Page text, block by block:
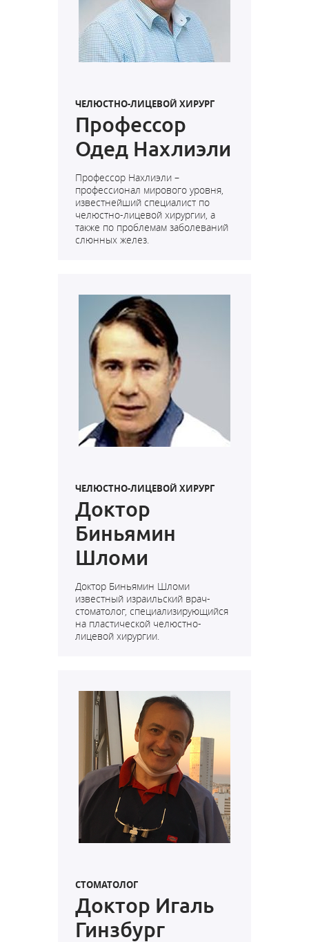
ЧЕЛЮСТНО-ЛИЦЕВОЙ ХИРУРГ
Профессор
Одед Нахлиэли
Профессор Нахлиэли –
профессионал мирового уровня,
известнейший специалист по
челюстно-лицевой хирургии, а
также по проблемам заболеваний
слюнных желез.
ЧЕЛЮСТНО-ЛИЦЕВОЙ ХИРУРГ
Доктор
Биньямин
Шломи
Доктор Биньямин Шломи
известный израильский врач-
стоматолог, специализирующийся
на пластической челюстно-
лицевой хирургии.
СТОМАТОЛОГ
Доктор Игаль
Гинзбург